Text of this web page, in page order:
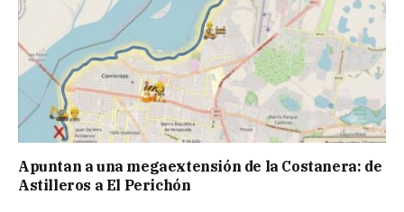
Apuntan a una megaextensión de la Costanera: de
Astilleros a El Perichón